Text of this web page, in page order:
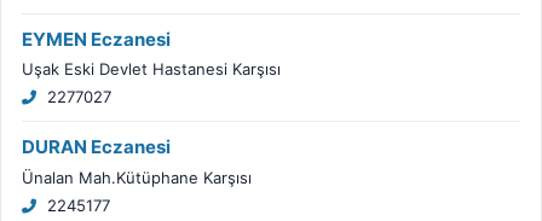
EYMEN Eczanesi
Uşak Eski Devlet Hastanesi Karşısı
2277027
DURAN Eczanesi
Ünalan Mah.Kütüphane Karşısı
2245177